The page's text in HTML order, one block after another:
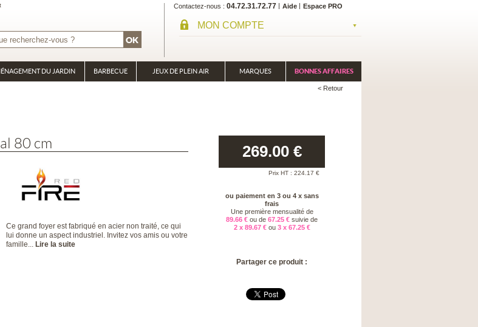
Contactez-nous 04.72.31.72.77 Aide Espace PRO
MON COMPTE
DU JARDIN BARBECUE JEUX DE PLEIN AIR MARQUES BONNES AFFAIRES
< Retour
80 cm
Ce grand foyer est fabriqué en acier non traité, ce qui
lui donne un aspect industriel. Invitez vos amis ou votre
famille... Lire la suite
269.00 €
Prix HT : 224.17 €
ou paiement en 3 ou 4 x sans
frais
Une première mensualité de
89.66 € ou de 67.25 € suivie de
2 x 89.67 € ou 3 x 67.25 €
Partager ce produit :